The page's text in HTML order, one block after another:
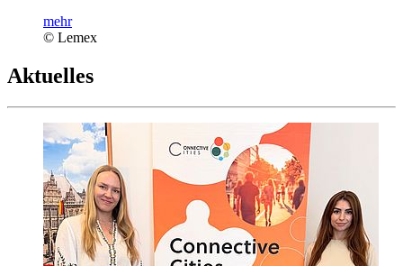
mehr
© Lemex
Aktuelles